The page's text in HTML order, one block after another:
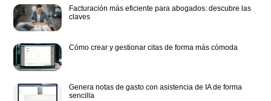
Facturación más eficiente para abogados: descubre las
claves
Cómo crear y gestionar citas de forma más cómoda
Genera notas de gasto con asistencia de IA de forma
sencilla